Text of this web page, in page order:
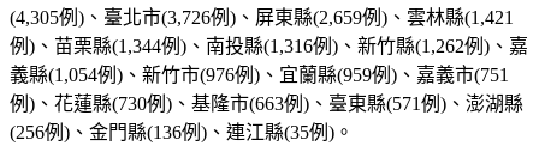
(4,305例)、臺北市(3,726例)、屏東縣(2,659例)、雲林縣(1,421
例)、苗栗縣(1,344例)、南投縣(1,316例)、新竹縣(1,262例)、嘉
義縣(1,054例)、新竹市(976例)、宜蘭縣(959例)、嘉義市(751
例)、花蓮縣(730例)、基隆市(663例)、臺東縣(571例)、澎湖縣
(256例)、金門縣(136例)、連江縣(35例)。